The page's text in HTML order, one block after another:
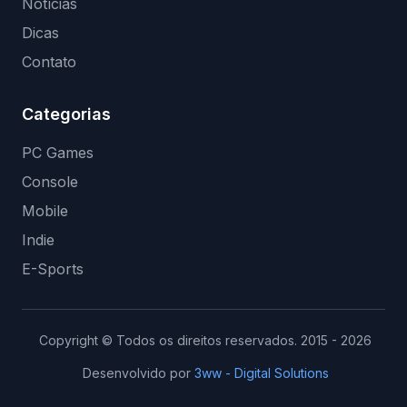
Dicas
Contato
Categorias
PC Games
Console
Mobile
Indie
E-Sports
Copyright © Todos os direitos reservados. 2015 - 2026
Desenvolvido por 3ww - Digital Solutions